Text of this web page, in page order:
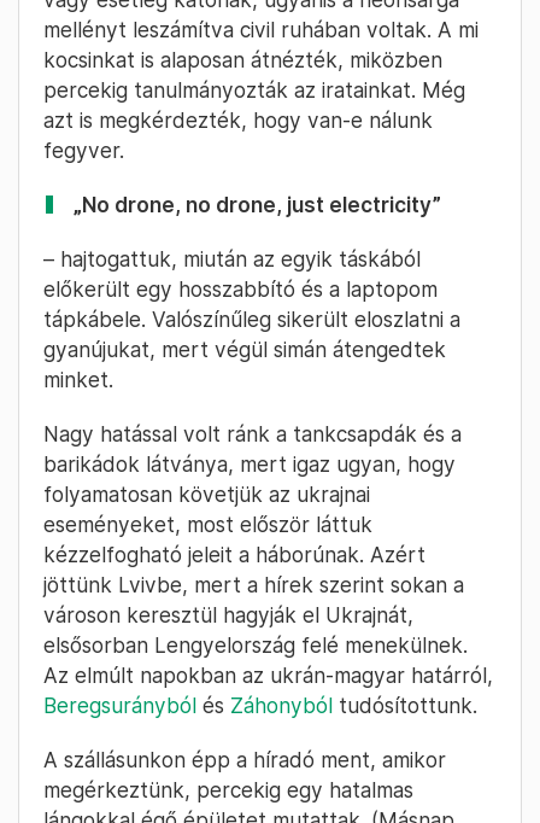
számítanak.
Kollégáink esetéből
okulva, nem kezdtük el
fotózni az ellenőrzőpontot.
Rendőrök és megkülönböztető mellényt viselő
fegyveresek vizsgálták át a városba érkező
autókat. Az nem derült ki, hogy utóbbiak
milyen szervezethez tartoznak: ők is rendőrök
vagy esetleg katonák, ugyanis a neonsárga
mellényt leszámítva civil ruhában voltak. A mi
kocsinkat is alaposan átnézték, miközben
percekig tanulmányozták az iratainkat. Még
fegyver.
„No drone, no drone, just electricity”
– hajtogattuk, miután az egyik táskából
előkerült egy hosszabbító és a laptopom
tápkábele. Valószínűleg sikerült eloszlatni a
gyanújukat, mert végül simán átengedtek
minket.
Nagy hatással volt ránk a tankcsapdák és a
barikádok látványa, mert igaz ugyan, hogy
folyamatosan követjük az ukrajnai
eseményeket, most először láttuk